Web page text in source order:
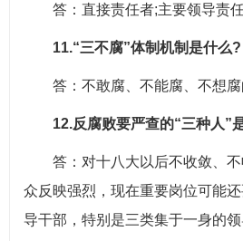
答：直接责任者;主要领导责任
11.“三不腐”体制机制是什么?
答：不敢腐、不能腐、不想腐
12.反腐败要严查的“三种人”
答：对十八大以后不收敛、不
众反映强烈，现在重要岗位可能
导干部，特别是三类集于一身的领